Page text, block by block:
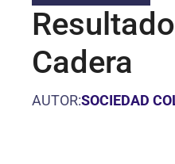
Cadera
AUTOR:SOCIEDAD